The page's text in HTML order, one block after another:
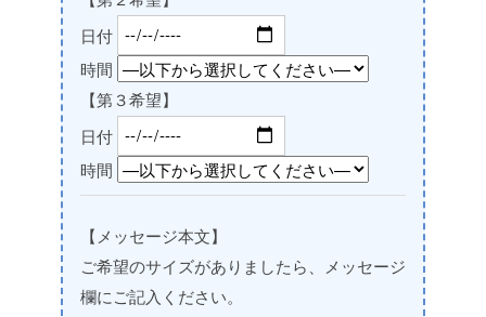
日付
時間
【第３希望】
日付
時間
【メッセージ本文】
ご希望のサイズがありましたら、メッセージ
欄にご記入ください。